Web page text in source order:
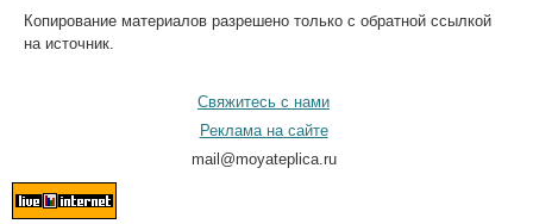
Копирование материалов разрешено только с обратной ссылкой
на источник.
Свяжитесь с нами
Реклама на сайте
mail@moyateplica.ru